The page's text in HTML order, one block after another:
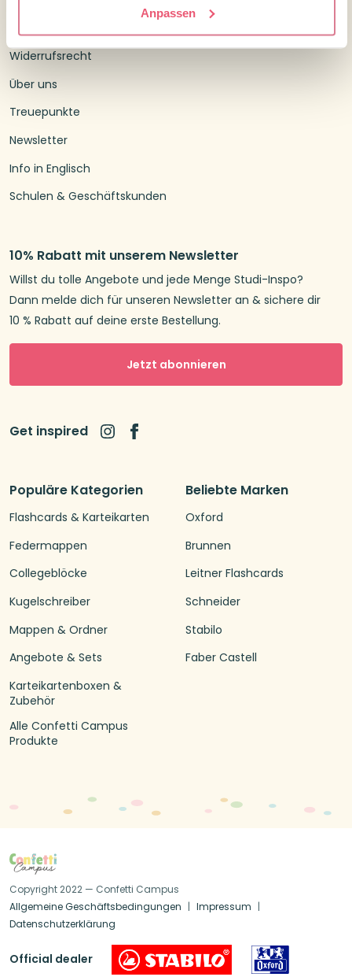
Anpassen
Populäre Kategorien
Flashcards & Karteikarten
Federmappen
Collegeblöcke
Kugelschreiber
Mappen & Ordner
Angebote & Sets
Karteikartenboxen &
Zubehör
Alle Confetti Campus
Produkte
Beliebte Marken
Oxford
Brunnen
Leitner Flashcards
Schneider
Stabilo
Faber Castell
Widerrufsrecht
Über uns
Treuepunkte
Newsletter
Info in Englisch
Schulen & Geschäftskunden
10% Rabatt mit unserem Newsletter
Willst du tolle Angebote und jede Menge Studi-Inspo?
Dann melde dich für unseren Newsletter an & sichere dir
10 % Rabatt auf deine erste Bestellung.
Jetzt abonnieren
Get inspired
Copyright 2022 — Confetti Campus
Allgemeine Geschäftsbedingungen
Impressum
Datenschutzerklärung
Official dealer